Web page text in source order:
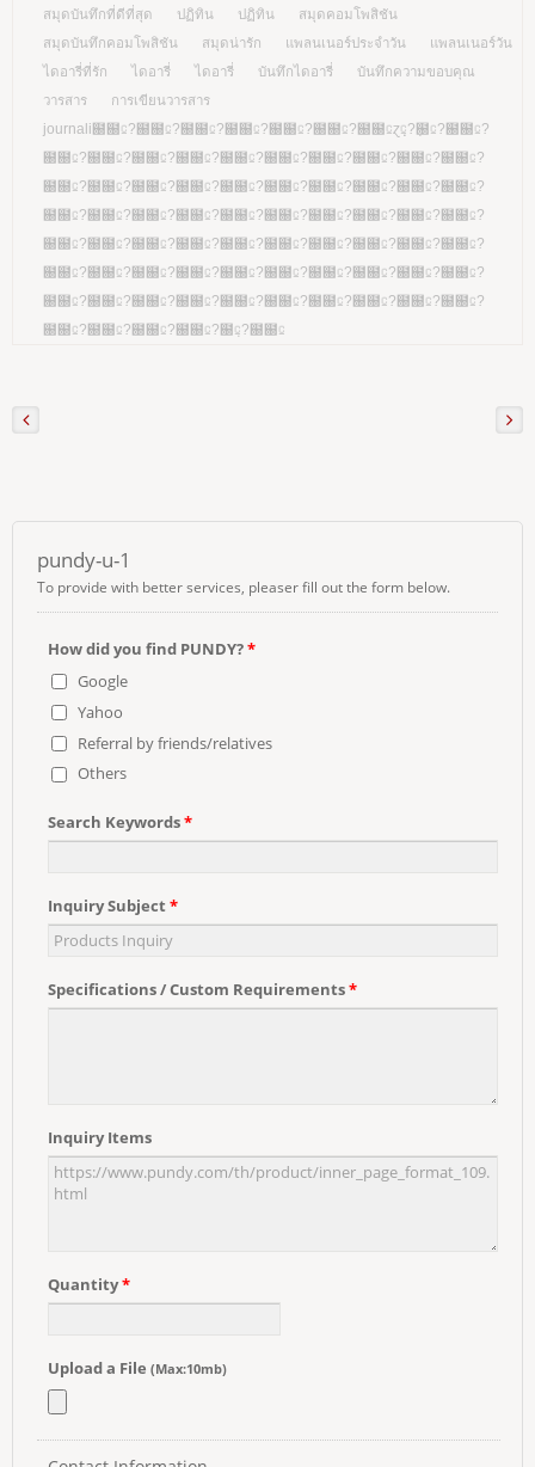
สมุดบันทึกที่ดีที่สุด ปฏิทิน ปฏิทิน
สมุดคอมโพสิชัน
สมุดบันทึกคอมโพสิชัน
สมุดน่ารัก แพลนเนอร์ประจำวัน
แพลนเนอร์วัน
ไดอารี่ที่รัก
ไดอารี่ ไดอารี่ บันทึกไดอารี่
บันทึกความขอบคุณ
วารสาร
การเขียนวารสาร
journali฀฀⃀?฀฀⃀?฀฀⃀?฀฀⃀?฀฀⃀?฀฀⃀?฀฀⃀ɀ݀݀⃀?݀฀⃀?฀฀⃀?
฀฀⃀?฀฀⃀?฀฀⃀?฀฀⃀?฀฀⃀?฀฀⃀?฀฀⃀?฀฀⃀?฀฀⃀?฀฀⃀?
฀฀⃀?฀฀⃀?฀฀⃀?฀฀⃀?฀฀⃀?฀฀⃀?฀฀⃀?฀฀⃀?฀฀⃀?฀฀⃀?
฀฀⃀?฀฀⃀?฀฀⃀?฀฀⃀?฀฀⃀?฀฀⃀?฀฀⃀?฀฀⃀?฀฀⃀?฀฀⃀?
฀฀⃀?฀฀⃀?฀฀⃀?฀฀⃀?฀฀⃀?฀฀⃀?฀฀⃀?฀฀⃀?฀฀⃀?฀฀⃀?
฀฀⃀?฀฀⃀?฀฀⃀?฀฀⃀?฀฀⃀?฀฀⃀?฀฀⃀?฀฀⃀?฀฀⃀?฀฀⃀?
฀฀⃀?฀฀⃀?฀฀⃀?฀฀⃀?฀฀⃀?฀฀⃀?฀฀⃀?฀฀⃀?฀฀⃀?฀฀⃀?
฀฀⃀?฀฀⃀?฀฀⃀?฀฀⃀?฀݀⃀?฀฀⃀